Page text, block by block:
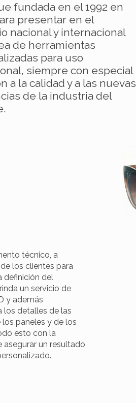
fundada en el 1992 en
presentar en el
nacional y internacional
de herramientas
para uso
siempre con especial
a la calidad y a las nuevas
de la industria del
técnico, a
los clientes para
definición del
un servicio de
y además
los detalles de las
paneles y de los
esto con la
asegurar un resultado